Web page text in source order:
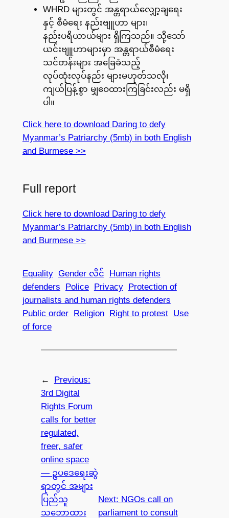
WHRD များတွင် အန္တရာယ်လျှော့ချရေး
နှင့် စီမံရေး နည်းဗျူဟာ များ၊
နည်းပရိယာယ်များ ရှိကြသည်။ သို့သော်
ယင်းဗျူဟာများမှာ အန္တရာယ်စီမံရေး
သင်တန်းများ အခြေခံသည့်
လုပ်ထုံးလုပ်နည်း များမဟုတ်သလို၊
ကျယ်ပြန့်စွာ မျှဝေထားကြခြင်းလည်း မရှိ
ပါ။
Click here to download Daring to defy
Myanmar’s Patriarchy (5mb) in both English
and Burmese >>
Full report
Click here to download Daring to defy
Myanmar’s Patriarchy (5mb) in both English
and Burmese >>
Equality Gender လိင်
Human rights
defenders
Police Privacy Protection of
journalists and human rights defenders
Public order Religion Right to protest Use
of force
←
Previous:
3rd Digital
Rights Forum
calls for better
regulated,
freer, safer
online space
— ဥပဒေရေးဆွဲ
ရာတွင် အများ
ပြည်သူ
သဘောထား
Next: NGOs call on
parliament to consult